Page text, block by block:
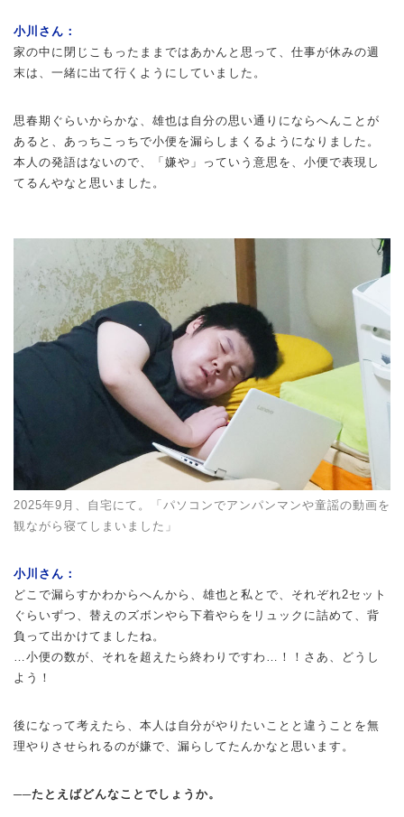
小川さん：
家の中に閉じこもったままではあかんと思って、仕事が休みの週
末は、一緒に出て行くようにしていました。
思春期ぐらいからかな、雄也は自分の思い通りにならへんことが
あると、あっちこっちで小便を漏らしまくるようになりました。
本人の発語はないので、「嫌や」っていう意思を、小便で表現し
てるんやなと思いました。
2025年9月、自宅にて。「パソコンでアンパンマンや童謡の動画を
観ながら寝てしまいました」
小川さん：
どこで漏らすかわからへんから、雄也と私とで、それぞれ2セット
ぐらいずつ、替えのズボンやら下着やらをリュックに詰めて、背
負って出かけてましたね。
…小便の数が、それを超えたら終わりですわ…！！さあ、どうし
よう！
後になって考えたら、本人は自分がやりたいことと違うことを無
理やりさせられるのが嫌で、漏らしてたんかなと思います。
──たとえばどんなことでしょうか。